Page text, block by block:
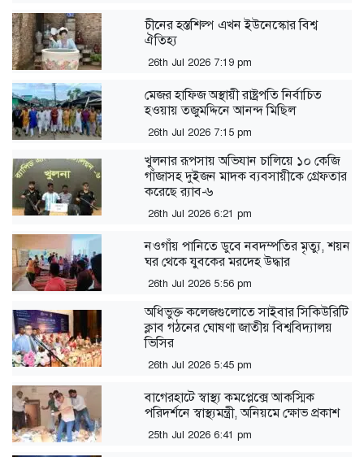
চীনের হস্তশিল্প এখন ইউনেস্কোর বিশ্ব
ঐতিহ্য
26th Jul 2026 7:19 pm
মেজর হাফিজ অস্থায়ী রাষ্ট্রপতি নির্বাচিত
হওয়ায় তজুমদ্দিনে আনন্দ মিছিল
26th Jul 2026 7:15 pm
খুলনার রূপসায় অভিযান চালিয়ে ১০ কেজি
গাঁজাসহ দুইজন মাদক ব্যবসায়ীকে গ্রেফতার
করেছে র‍্যাব-৬
26th Jul 2026 6:21 pm
নওগাঁয় পানিতে ডুবে নবদম্পতির মৃত্যু, শয়ন
ঘর থেকে যুবকের মরদেহ উদ্ধার
26th Jul 2026 5:56 pm
অধিভুক্ত কলেজগুলোতে সাইবার সিকিউরিটি
ক্লাব গঠনের ঘোষণা জাতীয় বিশ্ববিদ্যালয়
ভিসির
26th Jul 2026 5:45 pm
বাগেরহাটে স্বাস্থ্য কমপ্লেক্সে আকস্মিক
পরিদর্শনে স্বাস্থ্যমন্ত্রী, অনিয়মে ক্ষোভ প্রকাশ
25th Jul 2026 6:41 pm